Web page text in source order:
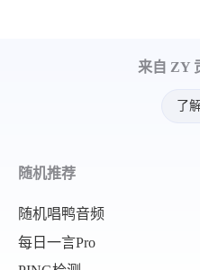
来自 ZY
了
随机推荐
随机唱鸭音频
每日一言Pro